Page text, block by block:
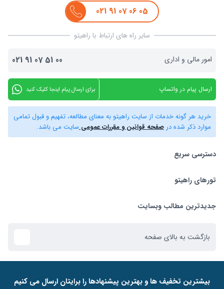
021 91 07 06 05
سایر راه های ارتباط با راهیتو
امور مالی و اداری 021 91 07 51 00
ارسال پیام در واتساپ برای ارسال پیام اینجا کلیک کنید
خرید هر گونه خدمات از سایت راهیتو به معنای مطالعه، تفهیم و قبول تمامی
موارد ذکر شده در صفحه قوانین و مقررات عمومیسایت می باشد.
دسترسی سریع
بلیط هواپیما
تورهای راهیتو
راهنمای استرداد بلیط
تورهای راهیتو
تور استانبول
تور کیش
تور ازمیر
جدیدترین مطالب وبسایت
بازگشت به بالای صفحه
ﺑﯿﺸﺘﺮﯾﻦ ﺗﺨﻔﯿﻒ ﻫﺎ و ﺑﻬﺘﺮﯾﻦ ﭘﯿﺸﻨﻬﺎدﻫﺎ را ﺑﺮاﯾﺘﺎن ارﺳﺎل ﻣﯽ ﮐﻨﯿﻢ